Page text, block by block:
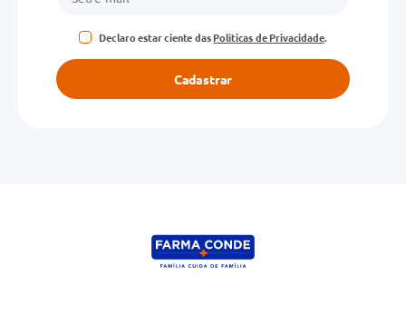
Declaro estar ciente dasPolíticas de Privacidade.
Cadastrar